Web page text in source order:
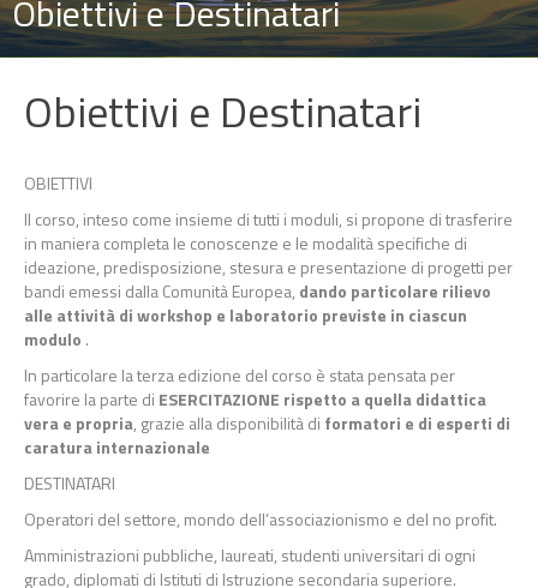
Obiettivi e Destinatari
Obiettivi e Destinatari
OBIETTIVI
Il corso, inteso come insieme di tutti i moduli, si propone di trasferire
in maniera completa le conoscenze e le modalità specifiche di
ideazione, predisposizione, stesura e presentazione di progetti per
bandi emessi dalla Comunità Europea, dando particolare rilievo
alle attività di workshop e laboratorio previste in ciascun
modulo .
In particolare la terza edizione del corso è stata pensata per
favorire la parte di ESERCITAZIONE rispetto a quella didattica
vera e propria, grazie alla disponibilità di formatori e di esperti di
caratura internazionale
DESTINATARI
Operatori del settore, mondo dell’associazionismo e del no profit.
Amministrazioni pubbliche, laureati, studenti universitari di ogni
grado, diplomati di Istituti di Istruzione secondaria superiore.